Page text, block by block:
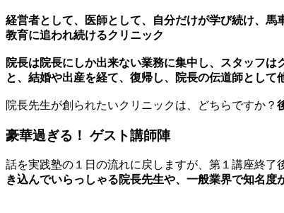
経営者として、医師として、自分だけが学び続け、
教育に追われ続けるクリニック
院長は院長にしか出来ない業務に集中し、スタッフ
と、結婚や出産を経て、復帰し、院長の伝道師として
院長先生が創られたいクリニックは、どちらですか？
豪華過ぎる！ ゲスト講師陣
話を実践塾の１日の流れに戻しますが、第１講座終
き込んでいらっしゃる院長先生や、一般業界で知名度